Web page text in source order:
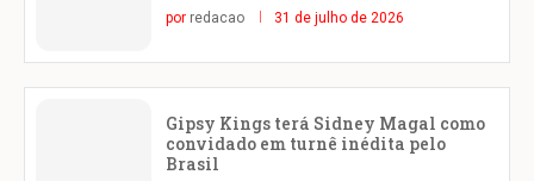
por redacao 31 de julho de 2026
Gipsy Kings terá Sidney Magal como
convidado em turnê inédita pelo
Brasil